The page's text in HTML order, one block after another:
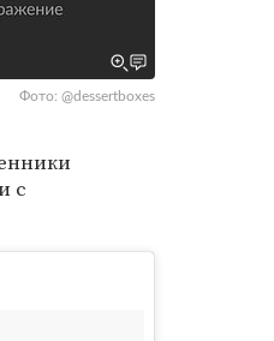
Фото: @dessertboxes
с